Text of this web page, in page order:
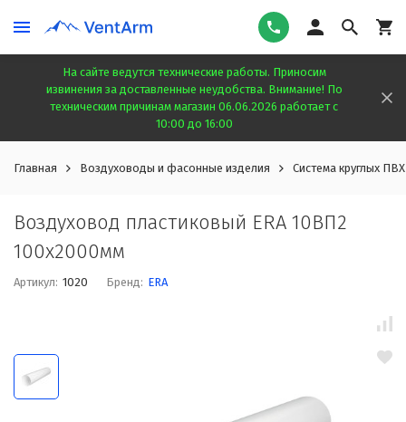
На сайте ведутся технические работы. Приносим
извинения за доставленные неудобства. Внимание! По
техническим причинам магазин 06.06.2026 работает с
10:00 до 16:00
Главная Воздуховоды и фасонные изделия Система круглых
Воздуховод пластиковый ERA 10ВП2
100x2000мм
Артикул: 1020 Бренд: ERA